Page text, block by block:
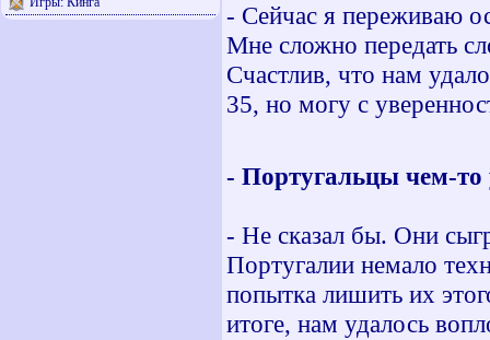
- Сейчас я переживаю
Мне сложно передать
Счастлив, что нам
35, но могу с
- Португальцы чем-то
- Не сказал бы. Они
Португалии немало
попытка лишить их
итоге, нам удалось